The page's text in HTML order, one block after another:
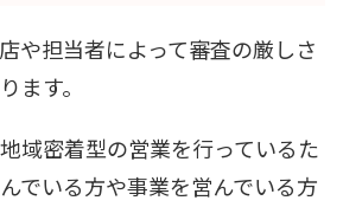
や担当者によって審査の厳しさ
ます。
域密着型の営業を行っているた
でいる方や事業を営んでいる方